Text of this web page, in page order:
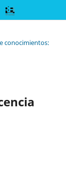
conocimientos: